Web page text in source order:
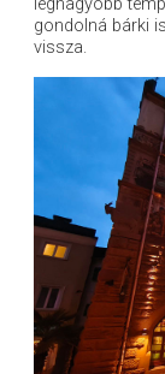
gondolná bárki
vissza.